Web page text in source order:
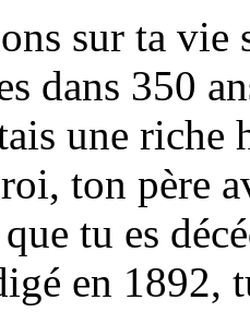
sur ta vie
dans 350
une
ton père
tu es
en 1892,